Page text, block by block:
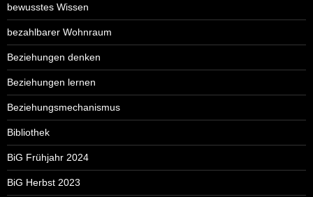
bewusstes Wissen
bezahlbarer Wohnraum
Beziehungen denken
Beziehungen lernen
Beziehungsmechanismus
Bibliothek
BiG Frühjahr 2024
BiG Herbst 2023